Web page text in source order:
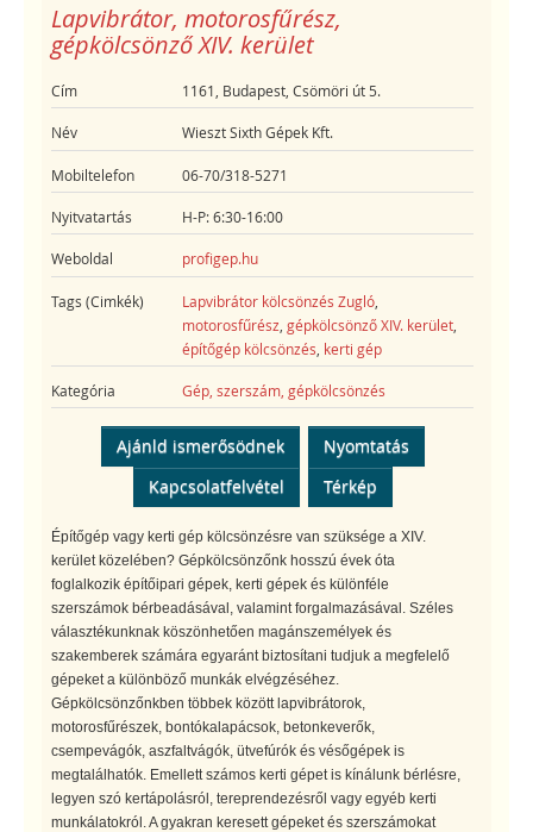
Lapvibrátor, motorosfűrész,
gépkölcsönző XIV. kerület
Cím 1161, Budapest, Csömöri út 5.
Név Wieszt Sixth Gépek Kft.
Mobiltelefon 06-70/318-5271
Nyitvatartás H-P: 6:30-16:00
Weboldal profigep.hu
Tags (Cimkék) Lapvibrátor kölcsönzés Zugló
motorosfűrész ,gépkölcsönző XIV. kerület
építőgép kölcsönzés kerti gép
Kategória Gép, szerszám, gépkölcsönzés
Ajánld ismerősödnek
Nyomtatás
Kapcsolatfelvétel
Térkép
Építőgép vagy kerti gép kölcsönzésre van szüksége a XIV.
kerület közelében? Gépkölcsönzőnk hosszú évek óta
foglalkozik építőipari gépek, kerti gépek és különféle
szerszámok bérbeadásával, valamint forgalmazásával. Széles
választékunknak köszönhetően magánszemélyek és
szakemberek számára egyaránt biztosítani tudjuk a megfelelő
gépeket a különböző munkák elvégzéséhez.
Gépkölcsönzőnkben többek között lapvibrátorok,
motorosfűrészek, bontókalapácsok, betonkeverők,
csempevágók, aszfaltvágók, ütvefúrók és vésőgépek is
megtalálhatók. Emellett számos kerti gépet is kínálunk bérlésre,
legyen szó kertápolásról, tereprendezésről vagy egyéb kerti
munkálatokról. A gyakran keresett gépeket és szerszámokat